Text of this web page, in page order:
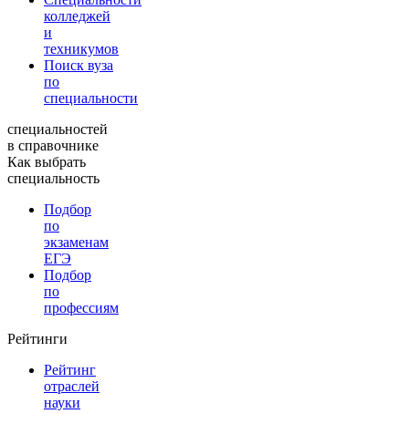
колледжей
и
техникумов
Поиск вуза
по
специальности
специальностей
в справочнике
Как выбрать
специальность
Подбор
по
экзаменам
ЕГЭ
Подбор
по
профессиям
Рейтинги
Рейтинг
отраслей
науки